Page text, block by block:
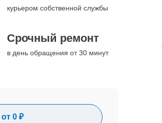
курьером собственной службы
Срочный ремонт
в день обращения от 30 минут
от 0 ₽